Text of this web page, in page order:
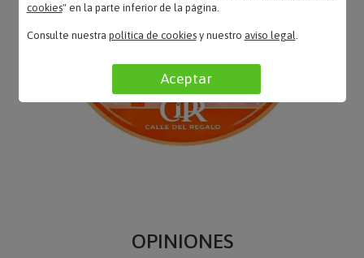
OPINIONES
cookies" en la parte inferior de la página.
Consulte nuestra política de cookiesy nuestro aviso legal
Aceptar